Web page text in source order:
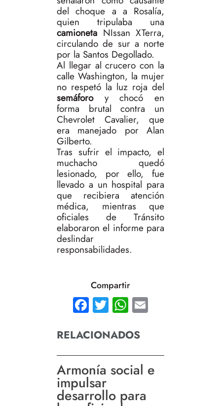
del choque a a Rosalía,
quien tripulaba una
camioneta NIssan XTerra,
circulando de sur a norte
por la Santos Degollado.
Al llegar al crucero con la
calle Washington, la mujer
no respetó la luz roja del
semáforoy chocó en
forma brutal contra un
Chevrolet Cavalier, que
era manejado por Alan
Gilberto.
Tras sufrir el impacto, el
muchacho quedó
lesionado, por ello, fue
llevado a un hospital para
que recibiera atención
médica, mientras que
oficiales de Tránsito
elaboraron el informe para
deslindar
responsabilidades.
Compartir
Facebook
TwitterWhatsApp
RELACIONADOS
Armonía social e
impulsar
desarrollo para